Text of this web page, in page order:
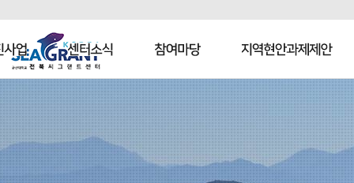
업 센터소식 참여마당 지역현안과제제안